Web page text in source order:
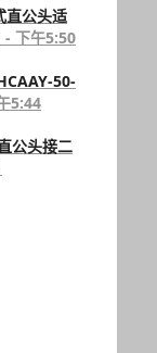
直公头适
- 下午5:50
50-
5:44
公头接二